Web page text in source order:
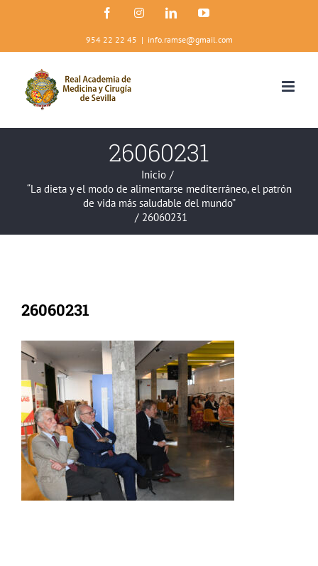
FacebookInstagramLinkedInYouTube
954 22 22 45 | info.ramse@gmail.com
26060231
Inicio /
“La dieta y el modo de alimentarse mediterráneo, el patrón
de vida más saludable del mundo”
/ 26060231
26060231